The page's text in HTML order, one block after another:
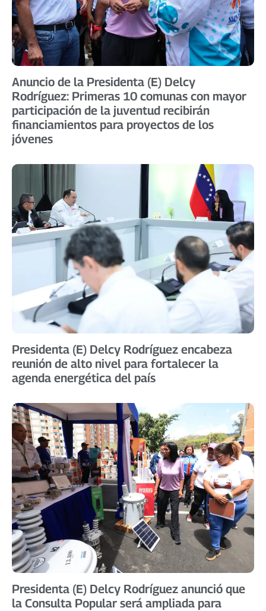
Anuncio de la Presidenta (E) Delcy
Rodríguez: Primeras 10 comunas con mayor
participación de la juventud recibirán
financiamientos para proyectos de los
jóvenes
Presidenta (E) Delcy Rodríguez encabeza
reunión de alto nivel para fortalecer la
agenda energética del país
Presidenta (E) Delcy Rodríguez anunció que
la Consulta Popular será ampliada para